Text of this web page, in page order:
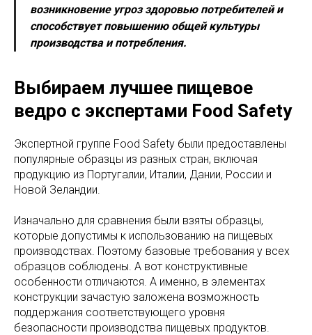
возникновение угроз здоровью потребителей и
способствует повышению общей культуры
производства и потребления.
Выбираем лучшее пищевое
ведро с экспертами Food Safety
Экспертной группе Food Safety были предоставлены
популярные образцы из разных стран, включая
продукцию из Португалии, Италии, Дании, России и
Новой Зеландии.
Изначально для сравнения были взяты образцы,
которые допустимы к использованию на пищевых
производствах. Поэтому базовые требования у всех
образцов соблюдены. А вот конструктивные
особенности отличаются. А именно, в элементах
конструкции зачастую заложена возможность
поддержания соответствующего уровня
безопасности производства пищевых продуктов.